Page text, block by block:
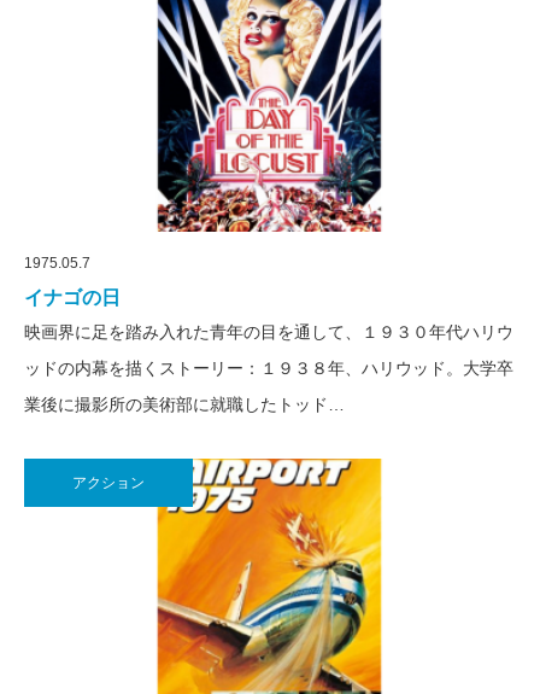
1975.05.7
イナゴの日
映画界に足を踏み入れた青年の目を通して、１９３０年代ハリウ
ッドの内幕を描くストーリー：１９３８年、ハリウッド。大学卒
業後に撮影所の美術部に就職したトッド…
アクション